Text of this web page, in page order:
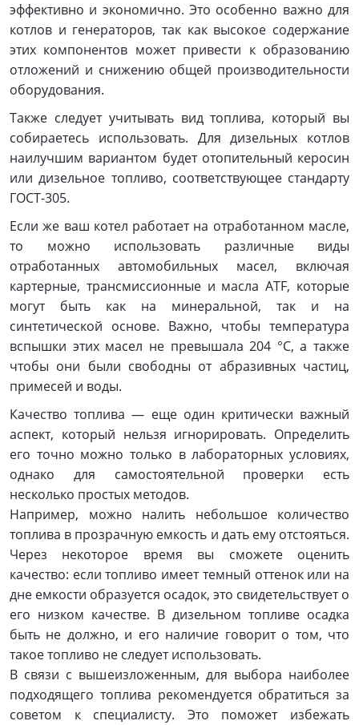
эффективно и экономично. Это особенно важно для
котлов и генераторов, так как высокое содержание
этих компонентов может привести к образованию
отложений и снижению общей производительности
оборудования.
Также следует учитывать вид топлива, который вы
собираетесь использовать. Для дизельных котлов
наилучшим вариантом будет отопительный керосин
или дизельное топливо, соответствующее стандарту
ГОСТ-305.
Если же ваш котел работает на отработанном масле,
то можно использовать различные виды
отработанных автомобильных масел, включая
картерные, трансмиссионные и масла ATF, которые
могут быть как на минеральной, так и на
синтетической основе. Важно, чтобы температура
вспышки этих масел не превышала 204 °С, а также
чтобы они были свободны от абразивных частиц,
примесей и воды.
Качество топлива — еще один критически важный
аспект, который нельзя игнорировать. Определить
его точно можно только в лабораторных условиях,
однако для самостоятельной проверки есть
несколько простых методов.
Например, можно налить небольшое количество
топлива в прозрачную емкость и дать ему отстояться.
Через некоторое время вы сможете оценить
качество: если топливо имеет темный оттенок или на
дне емкости образуется осадок, это свидетельствует о
его низком качестве. В дизельном топливе осадка
быть не должно, и его наличие говорит о том, что
такое топливо не следует использовать.
В связи с вышеизложенным, для выбора наиболее
подходящего топлива рекомендуется обратиться за
советом к специалисту. Это поможет избежать